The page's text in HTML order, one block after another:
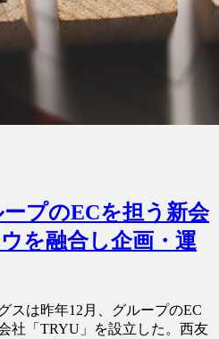
プのECを担う新会
を融合し企画・運
は昨年12月、グループのEC
社「TRYU」を設立した。西友